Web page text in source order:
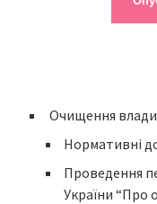
Очищення влади
Нормативні
Проведення
України “Про